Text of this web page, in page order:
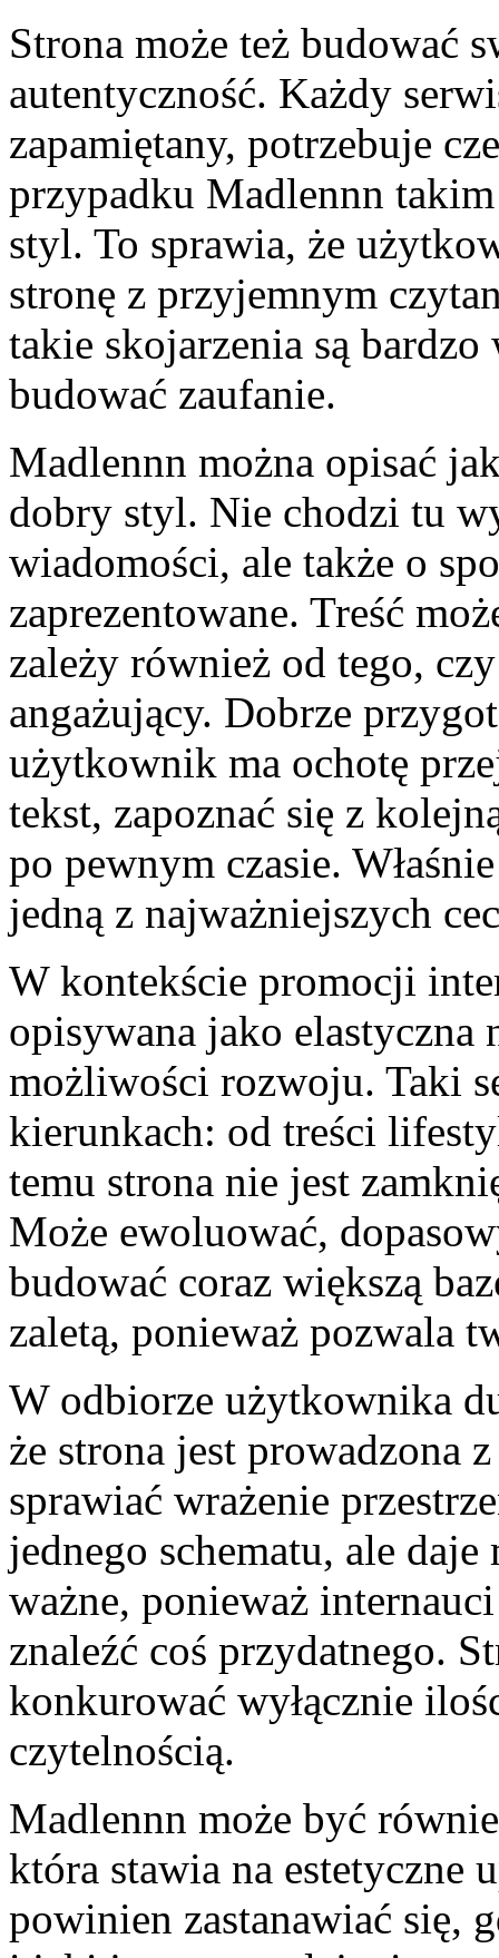
Strona może też budować
autentyczność. Każdy
zapamiętany, potrzebuje
przypadku Madlennn
styl. To sprawia, że
stronę z przyjemnym
takie skojarzenia są
budować zaufanie.
Madlennn można opisać
dobry styl. Nie chodzi tu
wiadomości, ale także o
zaprezentowane. Treść
zależy również od tego,
angażujący. Dobrze
użytkownik ma ochotę
tekst, zapoznać się z
po pewnym czasie.
jedną z najważniejszych
W kontekście promocji
opisywana jako elastyczna
możliwości rozwoju. Taki
kierunkach: od treści
temu strona nie jest
Może ewoluować,
budować coraz większą
zaletą, ponieważ pozwala
W odbiorze użytkownika
że strona jest prowadzona
sprawiać wrażenie
jednego schematu, ale
ważne, ponieważ
znaleźć coś przydatnego.
konkurować wyłącznie
czytelnością.
Madlennn może być
która stawia na
powinien zastanawiać się,